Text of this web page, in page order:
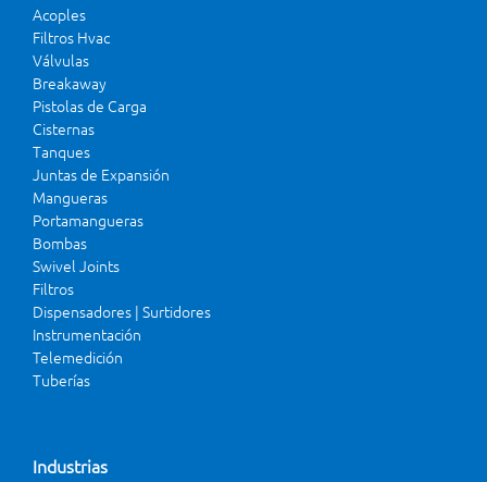
Acoples
Filtros Hvac
Válvulas
Breakaway
Pistolas de Carga
Cisternas
Tanques
Juntas de Expansión
Mangueras
Portamangueras
Bombas
Swivel Joints
Filtros
Dispensadores | Surtidores
Instrumentación
Telemedición
Tuberías
Industrias